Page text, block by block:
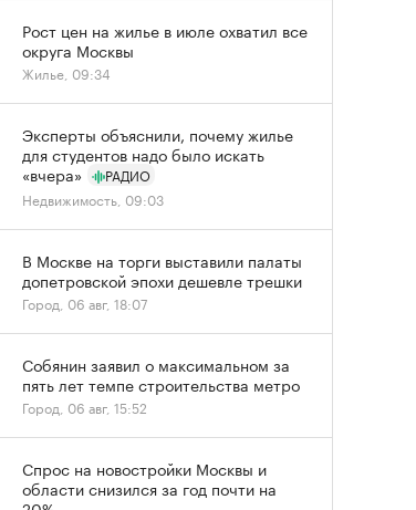
Рост цен на жилье в июле охватил все
округа Москвы
Жилье, 09:34
Эксперты объяснили, почему жилье
для студентов надо было искать
«вчера»
РАДИО
Недвижимость, 09:03
В Москве на торги выставили палаты
допетровской эпохи дешевле трешки
Город, 06 авг, 18:07
Собянин заявил о максимальном за
пять лет темпе строительства метро
Город, 06 авг, 15:52
Спрос на новостройки Москвы и
области снизился за год почти на